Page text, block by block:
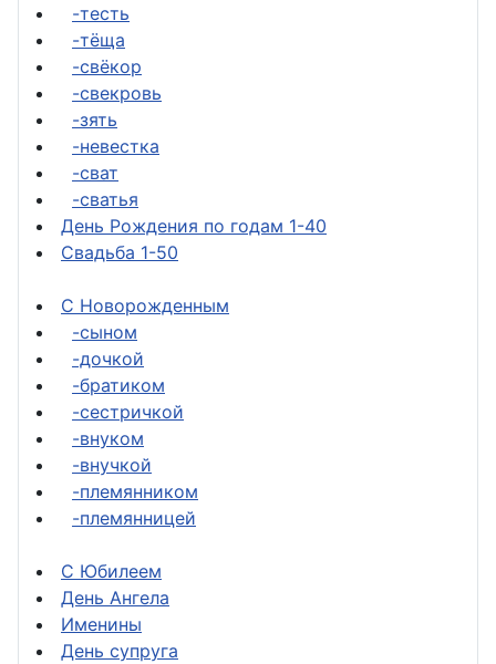
-тесть
-тёща
-свёкор
-свекровь
-зять
-невестка
-сват
-сватья
День Рождения по годам 1-40
Свадьба 1-50
С Новорожденным
-сыном
-дочкой
-братиком
-сестричкой
-внуком
-внучкой
-племянником
-племянницей
С Юбилеем
День Ангела
Именины
День супруга